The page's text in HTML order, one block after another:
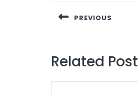
de PREVIOUS
Related Post